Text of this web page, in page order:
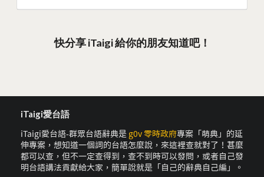
快分享 iTaigi 給你的朋友知道吧！
iTaigi愛台語
iTaigi愛台語-群眾台語辭典是 g0v 零時政府專案「萌典」的延
伸專案，想知道一個詞的台語怎麼說，來這裡查就對了！甚麼
都可以查，但不一定查得到，查不到時可以發問，或者自己發
明台語講法貢獻給大家，簡單說就是「自己的辭典自己編」。